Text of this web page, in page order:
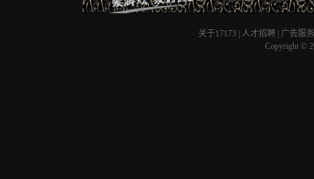
关于17173 人才招聘
广告服务
Copyright ©